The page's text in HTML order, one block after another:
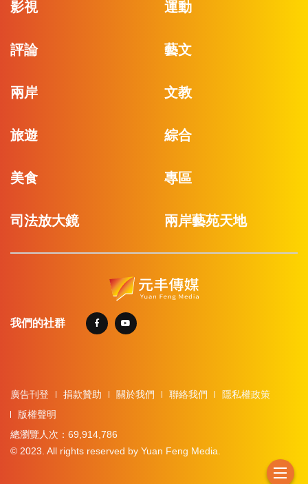
影視 運動
評論 藝文
兩岸 文教
旅遊 綜合
美食 專區
司法放大鏡 兩岸藝苑天地
我們的社群
廣告刊登 捐款贊助 關於我們 聯絡我們
隱私權政策
版權聲明
總瀏覽人次：69,914,786
© 2023. All rights reserved by Yuan Feng Media.